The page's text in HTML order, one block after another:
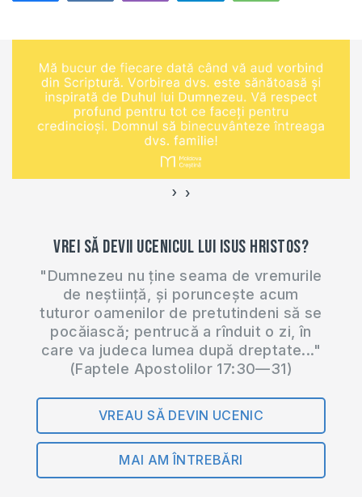
‹ ›
Vrei să devii ucenicul lui Isus Hristos?
"Dumnezeu nu ține seama de vremurile
de neștiință, și poruncește acum
tuturor oamenilor de pretutindeni să se
pocăiască; pentrucă a rînduit o zi, în
care va judeca lumea după dreptate..."
(Faptele Apostolilor 17:30—31)
VREAU SĂ DEVIN UCENIC
MAI AM ÎNTREBĂRI